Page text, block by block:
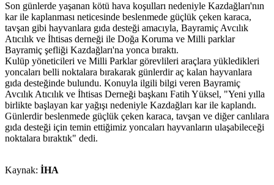
Son günlerde yaşanan kötü hava koşulları nedeniyle Kazdağları'nın
kar ile kaplanması neticesinde beslenmede güçlük çeken karaca,
tavşan gibi hayvanlara gıda desteği amacıyla, Bayramiç Avcılık
Atıcılık ve İhtisas derneği ile Doğa Koruma ve Milli parklar
Bayramiç şefliği Kazdağları'na yonca bıraktı.
Kulüp yöneticileri ve Milli Parklar görevlileri araçlara yükledikleri
yoncaları belli noktalara bırakarak günlerdir aç kalan hayvanlara
gıda desteğinde bulundu. Konuyla ilgili bilgi veren Bayramiç
Avcılık Atıcılık ve İhtisas Derneği başkanı Fatih Yüksel, "Yeni yılla
birlikte başlayan kar yağışı nedeniyle Kazdağları kar ile kaplandı.
Günlerdir beslenmede güçlük çeken karaca, tavşan ve diğer canlılara
gıda desteği için temin ettiğimiz yoncaları hayvanların ulaşabileceği
noktalara bıraktık" dedi.
Kaynak: İHA